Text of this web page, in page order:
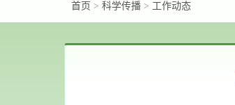
首页 > 科学传播 > 工作动态